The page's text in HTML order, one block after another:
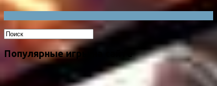
Популярные игры на сайте